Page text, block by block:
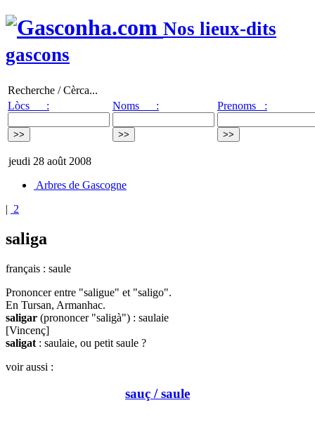
Nos lieux-dits
gascons
Recherche / Cèrca...
Lòcs :
Noms : Prenoms :
jeudi 28 août 2008
Arbres de Gascogne
| 2
saliga
français : saule
Prononcer entre "saligue" et "saligo".
En Tursan, Armanhac.
saligar (prononcer "saligà") : saulaie
[Vincenç]
saligat : saulaie, ou petit saule ?
voir aussi :
sauç / saule